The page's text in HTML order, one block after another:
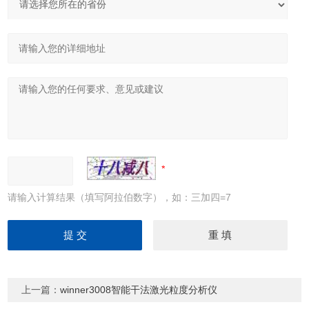
请输入计算结果（填写阿拉伯数字），如：三加四=7
上一篇：winner3008智能干法激光粒度分析仪